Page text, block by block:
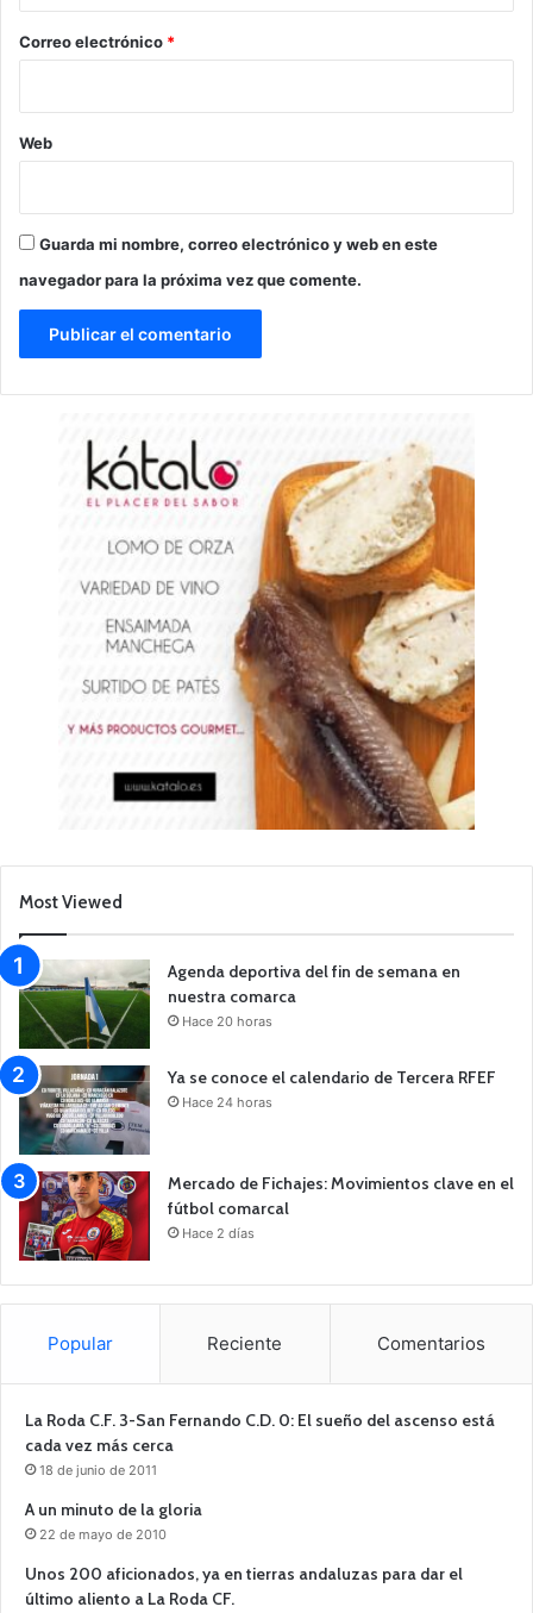
*
Correo electrónico *
Web
Guarda mi nombre, correo electrónico y web en este
navegador para la próxima vez que comente.
Most Viewed
Agenda deportiva del fin de semana en
nuestra comarca
Hace 20 horas
Ya se conoce el calendario de Tercera RFEF
Hace 24 horas
Mercado de Fichajes: Movimientos clave en el
fútbol comarcal
Hace 2 días
Popular Reciente Comentarios
La Roda C.F. 3-San Fernando C.D. 0: El sueño del ascenso está
cada vez más cerca
18 de junio de 2011
A un minuto de la gloria
22 de mayo de 2010
Unos 200 aficionados, ya en tierras andaluzas para dar el
último aliento a La Roda CF.